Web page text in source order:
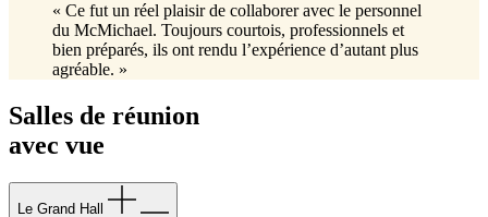
« Ce fut un réel plaisir de collaborer avec le personnel
du McMichael. Toujours courtois, professionnels et
bien préparés, ils ont rendu l’expérience d’autant plus
agréable. »
Salles de réunion
avec vue
Le Grand Hall